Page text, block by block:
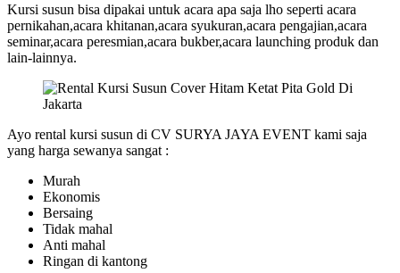
Kursi susun bisa dipakai untuk acara apa saja lho seperti acara
pernikahan,acara khitanan,acara syukuran,acara pengajian,acara
seminar,acara peresmian,acara bukber,acara launching produk dan
lain-lainnya.
Ayo rental kursi susun di CV SURYA JAYA EVENT kami saja
yang harga sewanya sangat :
Murah
Ekonomis
Bersaing
Tidak mahal
Anti mahal
Ringan di kantong